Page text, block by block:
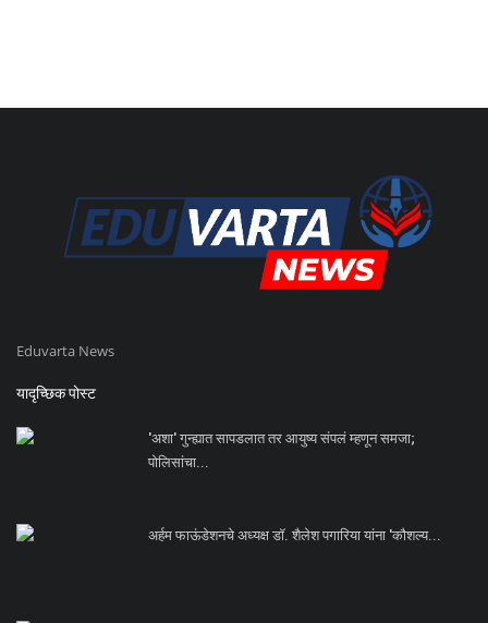
Eduvarta News
यादृच्छिक पोस्ट
'अशा' गुन्ह्यात सापडलात तर आयुष्य संपलं म्हणून समजा;
पोलिसांचा...
अर्हम फाऊंडेशनचे अध्यक्ष डॉ. शैलेश पगारिया यांना 'कौशल्य...